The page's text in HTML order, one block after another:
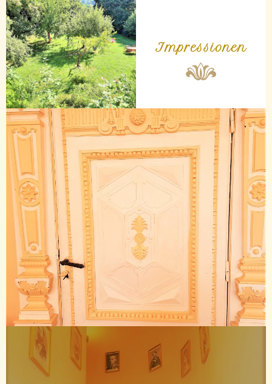
Impressionen